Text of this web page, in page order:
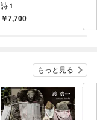
詩１
7,700
もっと見る